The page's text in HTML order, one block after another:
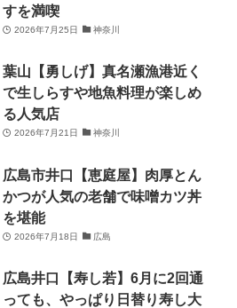
すを満喫
2026年7月25日 神奈川
葉山【勇しげ】真名瀬漁港近く
で生しらすや地魚料理が楽しめ
る人気店
2026年7月21日 神奈川
広島市井口【恵庭屋】肉厚とん
かつが人気の老舗で味噌カツ丼
を堪能
2026年7月18日 広島
広島井口【寿し若】6月に2回通
っても、やっぱり日替り寿し大